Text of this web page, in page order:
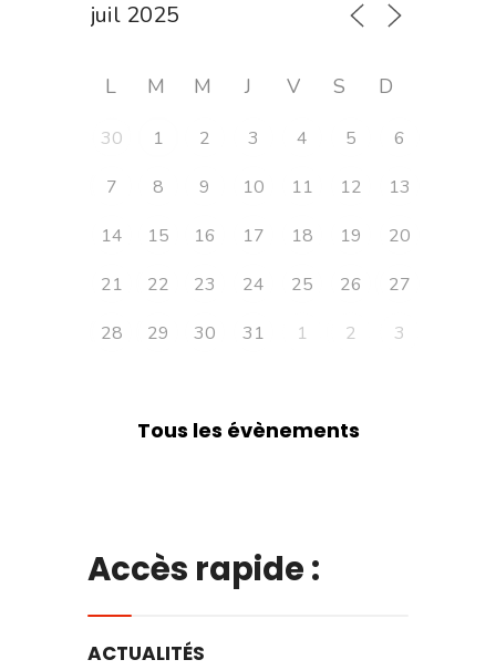
L M M J V S D
30 1 2 3 4 5
6
7
8 9 10 11 12
13
14
15 16 17 18 19
20
21
22 23 24 25 26
27
28
29 30 31 1 2 3
Tous les évènements
Accès rapide :
ACTUALITÉS